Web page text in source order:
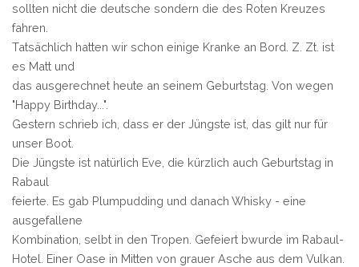
sollten nicht die deutsche sondern die des Roten Kreuzes
fahren.
Tatsächlich hatten wir schon einige Kranke an Bord. Z. Zt. ist
es Matt und
das ausgerechnet heute an seinem Geburtstag. Von wegen
"Happy Birthday...".
Gestern schrieb ich, dass er der Jüngste ist, das gilt nur für
unser Boot.
Die Jüngste ist natürlich Eve, die kürzlich auch Geburtstag in
Rabaul
feierte. Es gab Plumpudding und danach Whisky - eine
ausgefallene
Kombination, selbt in den Tropen. Gefeiert bwurde im Rabaul-
Hotel. Einer Oase in Mitten von grauer Asche aus dem Vulkan.